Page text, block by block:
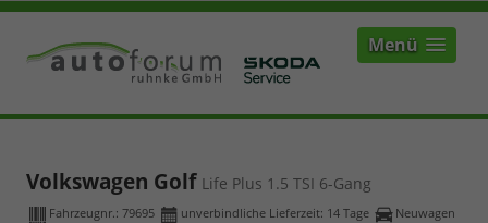
Menü
Volkswagen Golf Life Plus 1.5 TSI 6-Gang
Fahrzeugnr.: 79695 unverbindliche Lieferzeit: 14 Tage
Neuwagen